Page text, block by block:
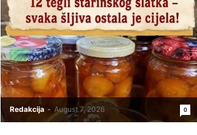
Redakcija - August 7, 2026 0